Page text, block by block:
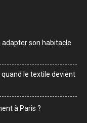
son habitacle
quand le textile devient
à Paris ?